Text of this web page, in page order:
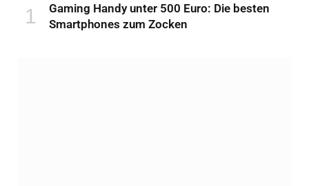
Gaming Handy unter 500 Euro: Die besten
Smartphones zum Zocken